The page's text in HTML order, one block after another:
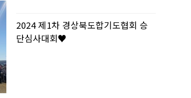
2024 제1차 경상북도합기도협회 승
단심사대회♥